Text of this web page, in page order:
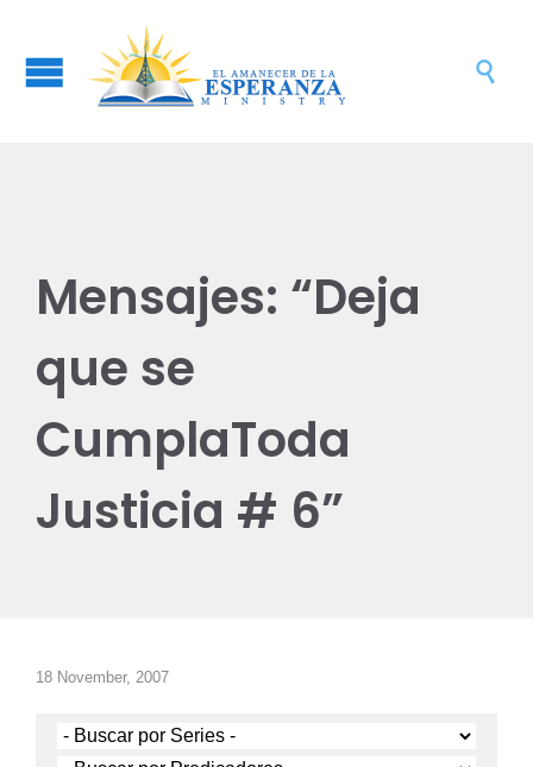

Mensajes: “Deja
que se
CumplaToda
Justicia # 6”
18 November, 2007